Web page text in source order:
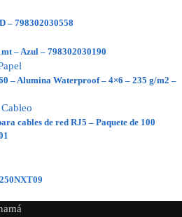
– 798302030558
– Azul – 798302030190
– Alumina Waterproof – 4×6 – 235 g/m2 –
cables de red RJ5 – Paquete de 100